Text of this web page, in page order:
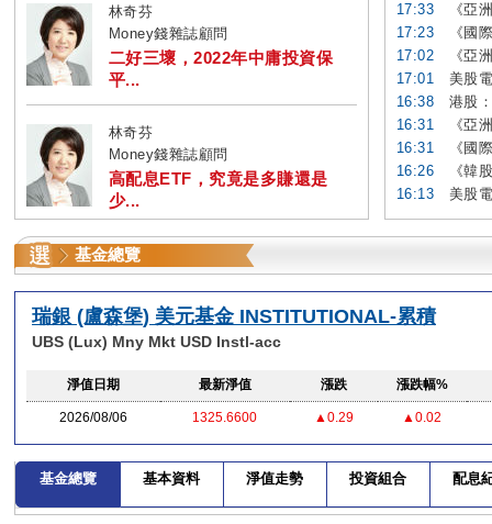
林奇芬
Money錢雜誌顧問
二好三壞，2022年中庸投資保
平...
林奇芬
Money錢雜誌顧問
高配息ETF，究竟是多賺還是
少...
17:33
《亞
17:23
《國
17:02
《亞
17:01
美股
16:38
港股
16:31
《亞
16:31
《國
16:26
《韓
16:13
美股
基金總覽
瑞銀 (盧森堡) 美元基金 INSTITUTIONAL-累積
UBS (Lux) Mny Mkt USD Instl-acc
淨值日期 最新淨值 漲跌 漲跌幅%
2026/08/06 1325.6600 ▲0.29 ▲0.02
基金總覽 基本資料 淨值走勢 投資組合 配息